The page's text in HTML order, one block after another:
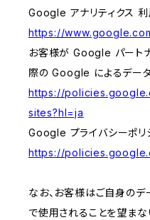
Google アナリティクス 利
https://
お客様が Google パート
際の Google によるデータ
https://
sites?hl=ja
Google プライバシーポリ
https://
なお、お客様はご自身の
で使用されることを望ま